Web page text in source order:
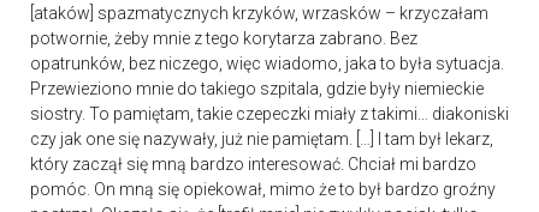
[ataków] spazmatycznych krzyków, wrzasków – krzyczałam
potwornie, żeby mnie z tego korytarza zabrano. Bez
opatrunków, bez niczego, więc wiadomo, jaka to była sytuacja.
Przewieziono mnie do takiego szpitala, gdzie były niemieckie
siostry. To pamiętam, takie czepeczki miały z takimi… diakoniski
czy jak one się nazywały, już nie pamiętam. […] I tam był lekarz,
który zaczął się mną bardzo interesować. Chciał mi bardzo
pomóc. On mną się opiekował, mimo że to był bardzo groźny